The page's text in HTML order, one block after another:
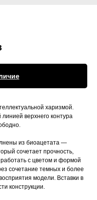
харизмой.
верхнего контура
из биоацетата —
сочетает прочность,
с цветом и формой
сочетание темных и более
модели. Вставки в
конструкции.